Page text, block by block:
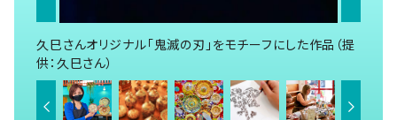
久巳さんオリジナル「鬼滅の刃」をモチーフにした作品（提
供：久巳さん）